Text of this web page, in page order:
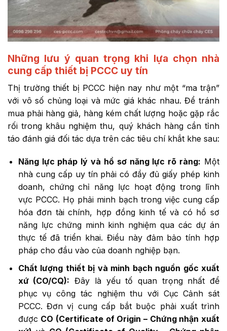
Những lưu ý quan trọng khi lựa chọn nhà
cung cấp thiết bị PCCC uy tín
Thị trường thiết bị PCCC hiện nay như một “ma trận”
với vô số chủng loại và mức giá khác nhau. Để tránh
mua phải hàng giả, hàng kém chất lượng hoặc gặp rắc
rối trong khâu nghiệm thu, quý khách hàng cần tỉnh
táo đánh giá đối tác dựa trên các tiêu chí khắt khe sau:
Năng lực pháp lý và hồ sơ năng lực rõ ràng: Một
nhà cung cấp uy tín phải có đầy đủ giấy phép kinh
doanh, chứng chỉ năng lực hoạt động trong lĩnh
vực PCCC. Họ phải minh bạch trong việc cung cấp
hóa đơn tài chính, hợp đồng kinh tế và có hồ sơ
năng lực chứng minh kinh nghiệm qua các dự án
thực tế đã triển khai. Điều này đảm bảo tính hợp
pháp cho đầu vào của doanh nghiệp bạn.
Chất lượng thiết bị và minh bạch nguồn gốc xuất
xứ (CO/CQ): Đây là yếu tố quan trọng nhất để
phục vụ công tác nghiệm thu với Cục Cảnh sát
PCCC. Đơn vị cung cấp bắt buộc phải xuất trình
được CO (Certificate of Origin – Chứng nhận xuất